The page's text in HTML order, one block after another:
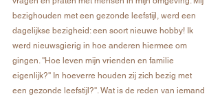
bezighouden met een gezonde leefstijl, werd een
dagelijkse bezigheid: een soort nieuwe hobby! Ik
werd nieuwsgierig in hoe anderen hiermee om
gingen. ''Hoe leven mijn vrienden en familie
eigenlijk?'' In hoeverre houden zij zich bezig met
een gezonde leefstijl?''. Wat is de reden van iemand